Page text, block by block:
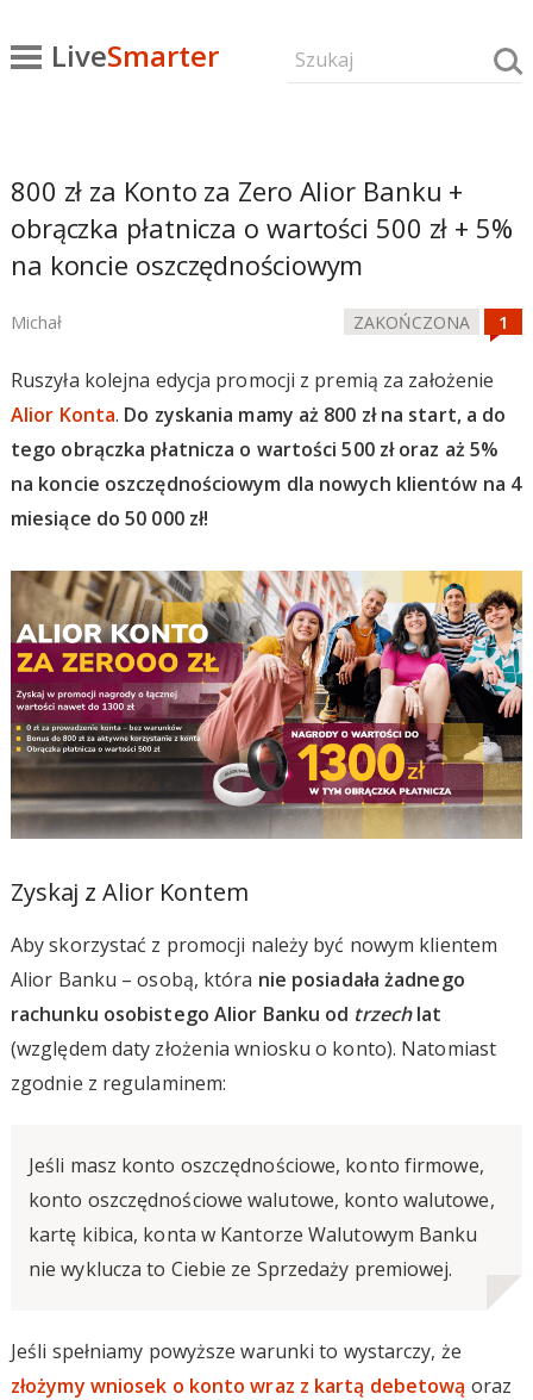
LiveSmarter
800 zł za Konto za Zero Alior Banku +
obrączka płatnicza o wartości 500 zł + 5%
na koncie oszczędnościowym
Michał ZAKOŃCZONA
Ruszyła kolejna edycja promocji z premią za założenie
Alior Konta. Do zyskania mamy aż 800 zł na start, a do
tego obrączka płatnicza o wartości 500 zł oraz aż 5%
na koncie oszczędnościowym dla nowych klientów na 4
miesiące do 50 000 zł!
Zyskaj z Alior Kontem
Aby skorzystać z promocji należy być nowym klientem
Alior Banku – osobą, która nie posiadała żadnego
rachunku osobistego Alior Banku od trzechlat
(względem daty złożenia wniosku o konto). Natomiast
zgodnie z regulaminem:
Jeśli masz konto oszczędnościowe, konto firmowe,
konto oszczędnościowe walutowe, konto walutowe,
kartę kibica, konta w Kantorze Walutowym Banku
nie wyklucza to Ciebie ze Sprzedaży premiowej.
Jeśli spełniamy powyższe warunki to wystarczy, że
złożymy wniosek o konto wraz z kartą debetową oraz